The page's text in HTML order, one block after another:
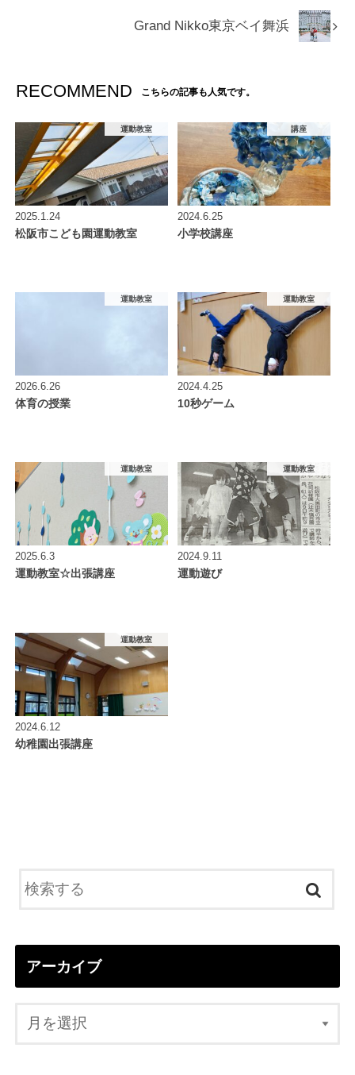
Grand Nikko東京ベイ舞浜
RECOMMEND こちらの記事も人気です。
運動教室
2025.1.24
松阪市こども園運動教室
講座
2024.6.25
小学校講座
運動教室
2026.6.26
体育の授業
運動教室
2024.4.25
10秒ゲーム
運動教室
2025.6.3
運動教室☆出張講座
運動教室
2024.9.11
運動遊び
運動教室
2024.6.12
幼稚園出張講座
アーカイブ